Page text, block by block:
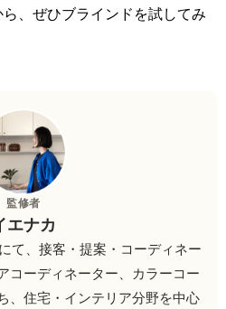
、ぜひブラインドを試してみ
監修者
エナカ
て、接客・提案・コーディネー
コーディネーター、カラーコー
、住宅・インテリア分野を中心